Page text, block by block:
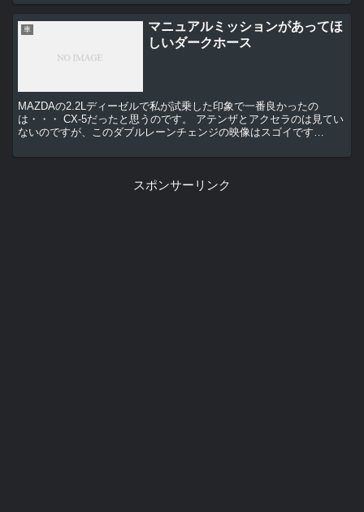
車
マニュアルミッションがあってほ
しいダークホース
MAZDAの2.2Lディーゼルで私が試乗した印象で一番良かったの
は・・・ CX-5だったと思うのです。 アテンザとアクセラのは見てい
ないのですが、このダブルレーンチェンジの映像はスゴイです
スポンサーリンク